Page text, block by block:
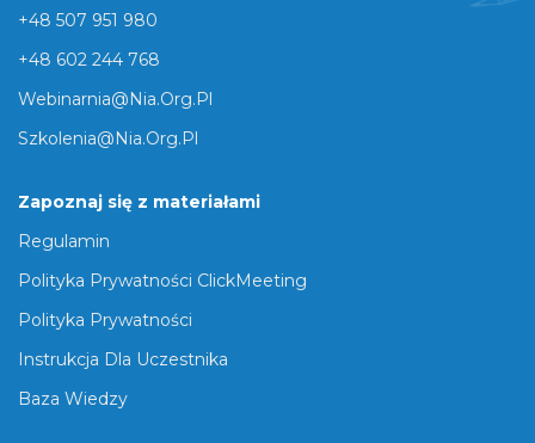
+48 507 951 980
+48 602 244 768
Webinarnia@nia.org.pl
Szkolenia@nia.org.pl
Zapoznaj się z materiałami
Regulamin
Polityka Prywatności ClickMeeting
Polityka Prywatności
Instrukcja Dla Uczestnika
Baza Wiedzy